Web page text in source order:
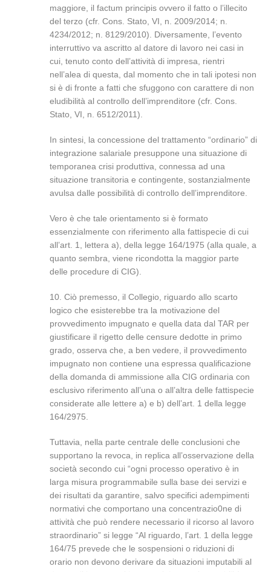
maggiore, il factum principis ovvero il fatto o l’illecito
del terzo (cfr. Cons. Stato, VI, n. 2009/2014; n.
4234/2012; n. 8129/2010). Diversamente, l’evento
interruttivo va ascritto al datore di lavoro nei casi in
cui, tenuto conto dell’attività di impresa, rientri
nell’alea di questa, dal momento che in tali ipotesi non
si è di fronte a fatti che sfuggono con carattere di non
eludibilità al controllo dell’imprenditore (cfr. Cons.
Stato, VI, n. 6512/2011).
In sintesi, la concessione del trattamento “ordinario” di
integrazione salariale presuppone una situazione di
temporanea crisi produttiva, connessa ad una
situazione transitoria e contingente, sostanzialmente
avulsa dalle possibilità di controllo dell’imprenditore.
Vero è che tale orientamento si è formato
essenzialmente con riferimento alla fattispecie di cui
all’art. 1, lettera a), della legge 164/1975 (alla quale, a
quanto sembra, viene ricondotta la maggior parte
delle procedure di CIG).
10. Ciò premesso, il Collegio, riguardo allo scarto
logico che esisterebbe tra la motivazione del
provvedimento impugnato e quella data dal TAR per
giustificare il rigetto delle censure dedotte in primo
grado, osserva che, a ben vedere, il provvedimento
impugnato non contiene una espressa qualificazione
della domanda di ammissione alla CIG ordinaria con
esclusivo riferimento all’una o all’altra delle fattispecie
considerate alle lettere a) e b) dell’art. 1 della legge
164/2975.
Tuttavia, nella parte centrale delle conclusioni che
supportano la revoca, in replica all’osservazione della
società secondo cui “ogni processo operativo è in
larga misura programmabile sulla base dei servizi e
dei risultati da garantire, salvo specifici adempimenti
normativi che comportano una concentrazio0ne di
attività che può rendere necessario il ricorso al lavoro
straordinario” si legge “Al riguardo, l’art. 1 della legge
164/75 prevede che le sospensioni o riduzioni di
orario non devono derivare da situazioni imputabili al